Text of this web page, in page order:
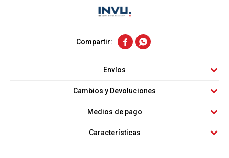
 
Envíos
Cambios y Devoluciones
Medios de pago
Características